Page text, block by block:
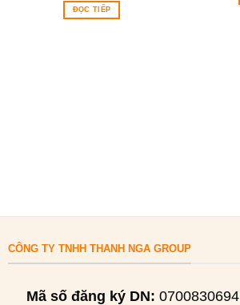
ĐỌC TIẾP
CÔNG TY TNHH THANH NGA GROUP
Mã số đăng ký DN: 0700830694